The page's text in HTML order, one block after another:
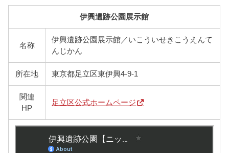
伊興遺跡公園展示館
名称
伊興遺跡公園展示館／いこういせきこうえんて
んじかん
所在地 東京都足立区東伊興4-9-1
関連
HP
足立区公式ホームページ